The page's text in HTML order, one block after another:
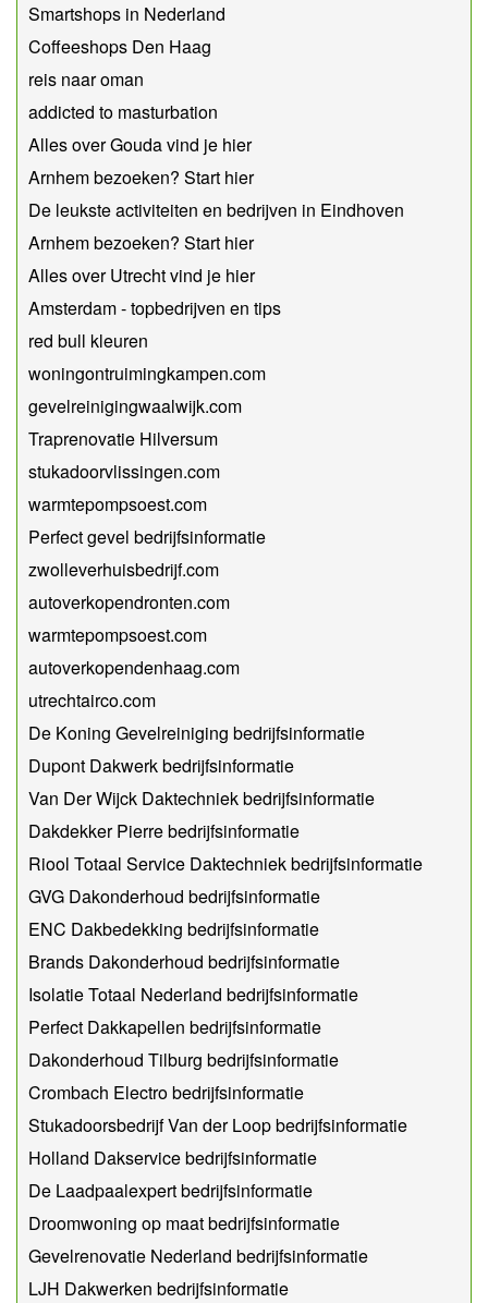
Smartshops in Nederland
Coffeeshops Den Haag
reis naar oman
addicted to masturbation
Alles over Gouda vind je hier
Arnhem bezoeken? Start hier
De leukste activiteiten en bedrijven in Eindhoven
Arnhem bezoeken? Start hier
Alles over Utrecht vind je hier
Amsterdam - topbedrijven en tips
red bull kleuren
woningontruimingkampen.com
gevelreinigingwaalwijk.com
Traprenovatie Hilversum
stukadoorvlissingen.com
warmtepompsoest.com
Perfect gevel bedrijfsinformatie
zwolleverhuisbedrijf.com
autoverkopendronten.com
warmtepompsoest.com
autoverkopendenhaag.com
utrechtairco.com
De Koning Gevelreiniging bedrijfsinformatie
Dupont Dakwerk bedrijfsinformatie
Van Der Wijck Daktechniek bedrijfsinformatie
Dakdekker Pierre bedrijfsinformatie
Riool Totaal Service Daktechniek bedrijfsinformatie
GVG Dakonderhoud bedrijfsinformatie
ENC Dakbedekking bedrijfsinformatie
Brands Dakonderhoud bedrijfsinformatie
Isolatie Totaal Nederland bedrijfsinformatie
Perfect Dakkapellen bedrijfsinformatie
Dakonderhoud Tilburg bedrijfsinformatie
Crombach Electro bedrijfsinformatie
Stukadoorsbedrijf Van der Loop bedrijfsinformatie
Holland Dakservice bedrijfsinformatie
De Laadpaalexpert bedrijfsinformatie
Droomwoning op maat bedrijfsinformatie
Gevelrenovatie Nederland bedrijfsinformatie
LJH Dakwerken bedrijfsinformatie